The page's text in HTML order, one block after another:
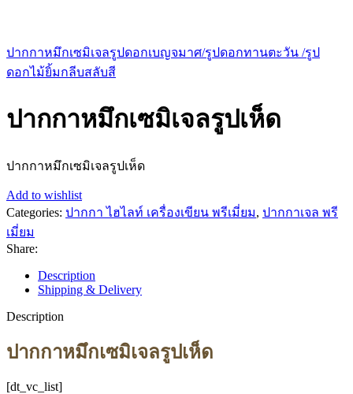
ปากกาหมึกเซมิเจลรูปดอกเบญจมาศ/รูปดอกทานตะวัน /รูป
ดอกไม้ยิ้มกลีบสลับสี
ปากกาหมึกเซมิเจลรูปเห็ด
ปากกาหมึกเซมิเจลรูปเห็ด
Add to wishlist
Categories: ปากกา ไฮไลท์ เครื่องเขียน พรีเมี่ยม, ปากกาเจล พรี
เมี่ยม
Share:
Description
Shipping & Delivery
Description
ปากกาหมึกเซมิเจลรูปเห็ด
[dt_vc_list]